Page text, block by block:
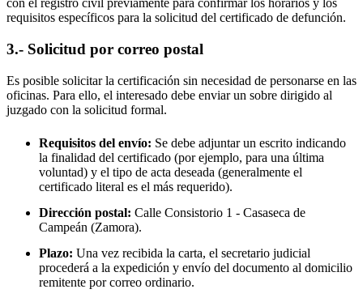
con el registro civil previamente para confirmar los horarios y los
requisitos específicos para la solicitud del certificado de defunción.
3.- Solicitud por correo postal
Es posible solicitar la certificación sin necesidad de personarse en las
oficinas. Para ello, el interesado debe enviar un sobre dirigido al
juzgado con la solicitud formal.
Requisitos del envío: Se debe adjuntar un escrito indicando
la finalidad del certificado (por ejemplo, para una última
voluntad) y el tipo de acta deseada (generalmente el
certificado literal es el más requerido).
Dirección postal: Calle Consistorio 1 - Casaseca de
Campeán (Zamora).
Plazo: Una vez recibida la carta, el secretario judicial
procederá a la expedición y envío del documento al domicilio
remitente por correo ordinario.